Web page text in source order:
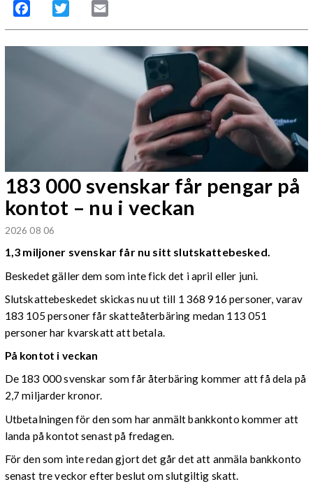
Facebook Twitter
183 000 svenskar får pengar på
kontot – nu i veckan
2026 08 06
1,3 miljoner svenskar får nu sitt slutskattebesked.
Beskedet gäller dem som inte fick det i april eller juni.
Slutskattebeskedet skickas nu ut till 1 368 916 personer, varav
183 105 personer får skatteåterbäring medan 113 051
personer har kvarskatt att betala.
På kontot i veckan
De 183 000 svenskar som får återbäring kommer att få dela på
2,7 miljarder kronor.
Utbetalningen för den som har anmält bankkonto kommer att
landa på kontot senast på fredagen.
För den som inte redan gjort det går det att anmäla bankkonto
senast tre veckor efter beslut om slutgiltig skatt.